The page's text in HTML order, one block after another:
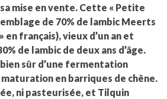
mise en vente. Cette « Petite
de 70% de lambic Meerts
en français), vieux d’un an et
de lambic de deux ans d’âge.
sûr d’une fermentation
en barriques de chêne.
ni pasteurisée, et Tilquin